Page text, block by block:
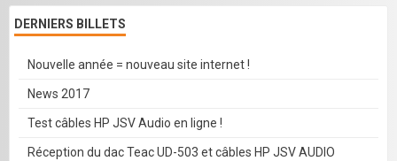
DERNIERS BILLETS
Nouvelle année = nouveau site internet !
News 2017
Test câbles HP JSV Audio en ligne !
Réception du dac Teac UD-503 et câbles HP JSV AUDIO